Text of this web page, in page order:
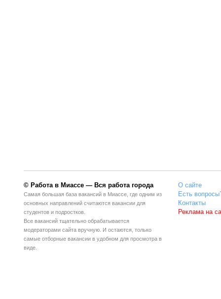
© Работа в Миассе — Вся работа города
Самая большая база вакансий в Миассе, где одним из
основных направлений считаются вакансии для
студентов и подростков.
Все вакансий тщательно обрабатывается
модераторами сайта вручную. И остаются, только
самые отборные вакансии в удобном для просмотра в
виде.
О сайте
Есть
Контакты
Реклама на